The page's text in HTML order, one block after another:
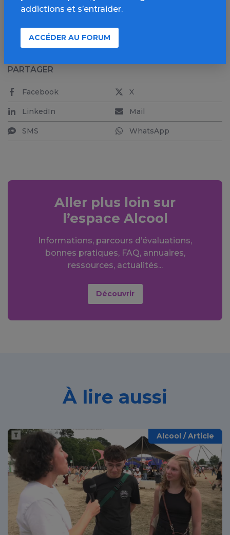
mésusage de MSO, le plus souvent par défaut
PARTAGER
Facebook X
LinkedIn Mail
SMS WhatsApp
Aller plus loin sur
l’espace Alcool
Informations, parcours d’évaluations,
bonnes pratiques, FAQ, annuaires,
ressources, actualités...
Découvrir
À lire aussi
Alcool / Article
addictions et s’entraider.
ACCÉDER AU FORUM